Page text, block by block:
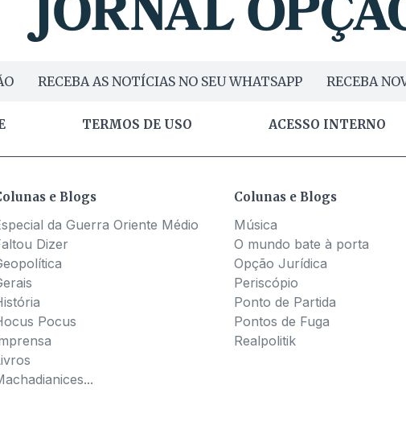
RECEBA AS NOTÍCIAS NO SEU WHATSAPP RECEBA
TERMOS DE USO ACESSO INTERNO
e Blogs
da Guerra Oriente Médio
Dizer
Pocus
Colunas e Blogs
Música
O mundo bate à porta
Opção Jurídica
Periscópio
Ponto de Partida
Pontos de Fuga
Realpolitik